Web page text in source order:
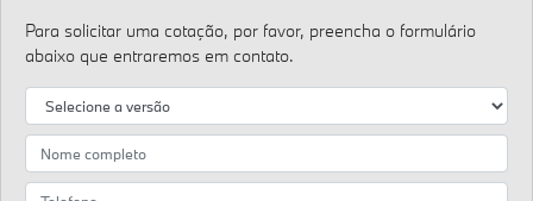
Para solicitar uma cotação, por favor, preencha o formulário
abaixo que entraremos em contato.